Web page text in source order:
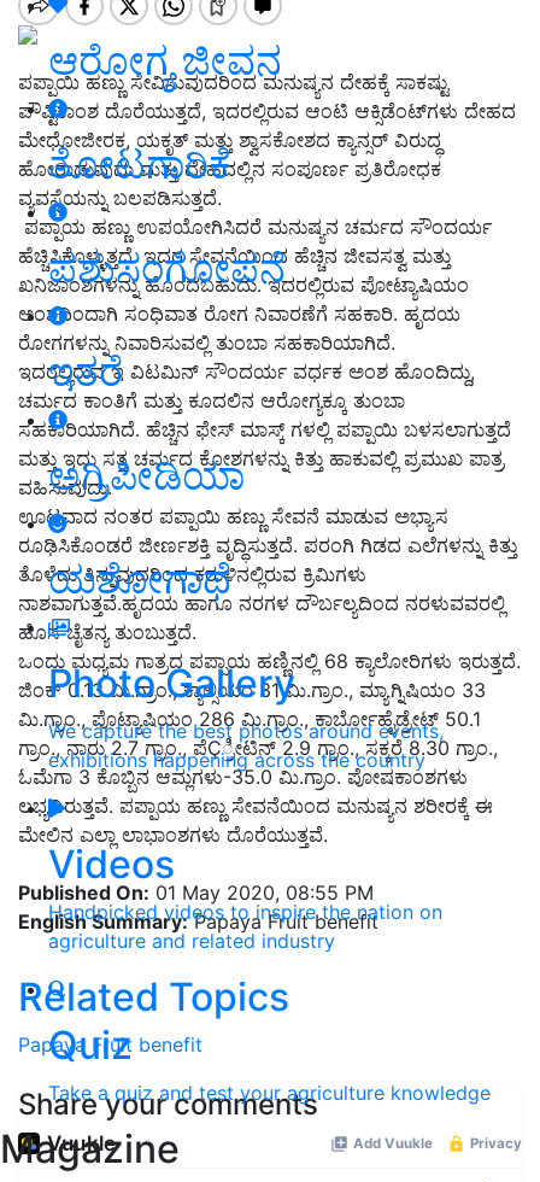
ಆರೋಗ್ಯ ಜೀವನ
ತೋಟಗಾರಿಕೆ
ಪಶುಸಂಗೋಪನೆ
ಇತರೆ
ಅಗ್ರಿಪೀಡಿಯಾ
ಯಶೋಗಾಥೆ
Photo Gallery
We capture the best photos around events,
exhibitions happening across the country
Videos
Handpicked videos to inspire the nation on
agriculture and related industry
Quiz
Take a quiz and test your agriculture knowledge
Magazine
ಪಪ್ಪಾಯಿ ಹಣ್ಣು ಸೇವಿಸುವುದರಿಂದ ಮನುಷ್ಯನ ದೇಹಕ್ಕೆ ಸಾಕಷ್ಟು
ಪೌಷ್ಟಿಕಾಂಶ ದೊರೆಯುತ್ತದೆ, ಇದರಲ್ಲಿರುವ ಆಂಟಿ ಆಕ್ಸಿಡೆಂಟ್‍ಗಳು ದೇಹದ
ಮೇಧೋಜೀರಕ, ಯಕೃತ್ ಮತ್ತು ಶ್ವಾಸಕೋಶದ ಕ್ಯಾನ್ಸರ್ ವಿರುದ್ಧ
ಹೋರಾಡುವುದು ಮತ್ತು ದೇಹದಲ್ಲಿನ ಸಂಪೂರ್ಣ ಪ್ರತಿರೋಧಕ
ವ್ಯವಸ್ಥೆಯನ್ನು ಬಲಪಡಿಸುತ್ತದೆ.
ಪಪ್ಪಾಯ ಹಣ್ಣು ಉಪಯೋಗಿಸಿದರೆ ಮನುಷ್ಯನ ಚರ್ಮದ ಸೌಂದರ್ಯ
ಹೆಚ್ಚಿಸಿಕೊಳ್ಳುತ್ತದೆ. ಇದರ ಸೇವನೆಯಿಂದ ಹೆಚ್ಚಿನ ಜೀವಸತ್ವ ಮತ್ತು
ಖನಿಜಾಂಶಗಳನ್ನು ಹೊಂದಬಹುದು. ಇದರಲ್ಲಿರುವ ಪೋಟ್ಯಾಷಿಯಂ
ಅಂಶದಿಂದಾಗಿ ಸಂಧಿವಾತ ರೋಗ ನಿವಾರಣೆಗೆ ಸಹಕಾರಿ. ಹೃದಯ
ರೋಗಗಳನ್ನು ನಿವಾರಿಸುವಲ್ಲಿ ತುಂಬಾ ಸಹಕಾರಿಯಾಗಿದೆ.
ಇದರಲ್ಲಿರುವ ಇ ವಿಟಮಿನ್ ಸೌಂದರ್ಯ ವರ್ಧಕ ಅಂಶ ಹೊಂದಿದ್ದು,
ಚರ್ಮದ ಕಾಂತಿಗೆ ಮತ್ತು ಕೂದಲಿನ ಆರೋಗ್ಯಕ್ಕೂ ತುಂಬಾ
ಸಹಕಾರಿಯಾಗಿದೆ. ಹೆಚ್ಚಿನ ಫೇಸ್ ಮಾಸ್ಕ್ ಗಳಲ್ಲಿ ಪಪ್ಪಾಯಿ ಬಳಸಲಾಗುತ್ತದೆ
ಮತ್ತು ಇದು ಸತ್ತ ಚರ್ಮದ ಕೋಶಗಳನ್ನು ಕಿತ್ತು ಹಾಕುವಲ್ಲಿ ಪ್ರಮುಖ ಪಾತ್ರ
ವಹಿಸುವುದು.
ಊಟವಾದ ನಂತರ ಪಪ್ಪಾಯಿ ಹಣ್ಣು ಸೇವನೆ ಮಾಡುವ ಅಭ್ಯಾಸ
ರೂಢಿಸಿಕೊಂಡರೆ ಜೀರ್ಣಶಕ್ತಿ ವೃದ್ಧಿಸುತ್ತದೆ. ಪರಂಗಿ ಗಿಡದ ಎಲೆಗಳನ್ನು ಕಿತ್ತು
ತೊಳೆದು ತಿನ್ನುವುದರಿಂದ ಕರುಳಿನಲ್ಲಿರುವ ಕ್ರಿಮಿಗಳು
ನಾಶವಾಗುತ್ತವೆ.ಹೃದಯ ಹಾಗೂ ನರಗಳ ದೌರ್ಬಲ್ಯದಿಂದ ನರಳುವವರಲ್ಲಿ
ಹೊಸ ಚೈತನ್ಯ ತುಂಬುತ್ತದೆ.
ಒಂದು ಮಧ್ಯಮ ಗಾತ್ರದ ಪಪ್ಪಾಯ ಹಣ್ಣಿನಲ್ಲಿ 68 ಕ್ಯಾಲೋರಿಗಳು ಇರುತ್ತದೆ.
ಜಿಂಕ್ 0.13 ಮಿ.ಗ್ರಾಂ., ಕ್ಯಾಲ್ಸಿಯಂ 31 ಮಿ.ಗ್ರಾಂ., ಮ್ಯಾಗ್ನಿಷಿಯಂ 33
ಮಿ.ಗ್ರಾಂ., ಪೊಟ್ಯಾಷಿಯಂ 286 ಮಿ.ಗ್ರಾಂ., ಕಾರ್ಬೋಹೈಡ್ರೇಟ್ 50.1
ಗ್ರಾಂ., ನಾರು 2.7 ಗ್ರಾಂ., ಪೆÇ್ರೀಟಿನ್ 2.9 ಗ್ರಾಂ., ಸಕ್ಕರೆ 8.30 ಗ್ರಾಂ.,
ಓಮೆಗಾ 3 ಕೊಬ್ಬಿನ ಆಮ್ಲಗಳು-35.0 ಮಿ.ಗ್ರಾಂ. ಪೋಷಕಾಂಶಗಳು
ಲಭ್ಯವಿರುತ್ತವೆ. ಪಪ್ಪಾಯ ಹಣ್ಣು ಸೇವನೆಯಿಂದ ಮನುಷ್ಯನ ಶರೀರಕ್ಕೆ ಈ
ಮೇಲಿನ ಎಲ್ಲಾ ಲಾಭಾಂಶಗಳು ದೊರೆಯುತ್ತವೆ.
Published On: 01 May 2020, 08:55 PM
English Summary:Papaya Fruit benefit
Related Topics
Papaya Fruit benefit
Share your comments